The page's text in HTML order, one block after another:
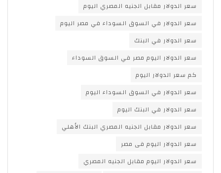
سعر الدولار مقابل الجنيه المصري اليوم
سعر الدولار في السوق السوداء في مصر اليوم
سعر الدولار في البنك
سعر الدولار اليوم مصر في السوق السوداء
كم سعر الدولار اليوم
سعر الدولار في السوق السوداء اليوم
سعر الدولار في البنك اليوم
سعر الدولار مقابل الجنيه المصري البنك الأهلي
سعر الدولار اليوم فى مصر
سعر الدولار اليوم مقابل الجنيه المصري